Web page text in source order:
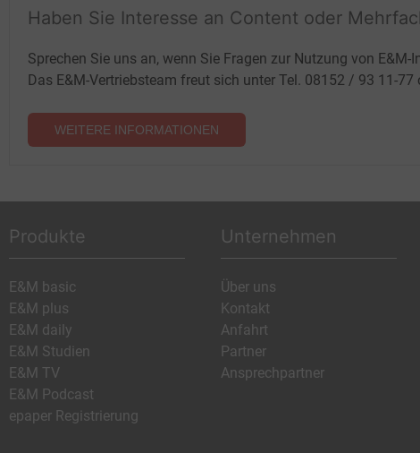
Haben Sie Interesse an Content oder
Sprechen Sie uns an, wenn Sie Fragen zur Nutzung von
Das E&M-Vertriebsteam freut sich unter Tel. 08152 / 93 11-77
WEITERE INFORMATIONEN
Produkte
E&M basic
E&M plus
E&M daily
E&M Studien
E&M TV
E&M Podcast
epaper Registrierung
Unternehmen
Über uns
Kontakt
Anfahrt
Partner
Ansprechpartner